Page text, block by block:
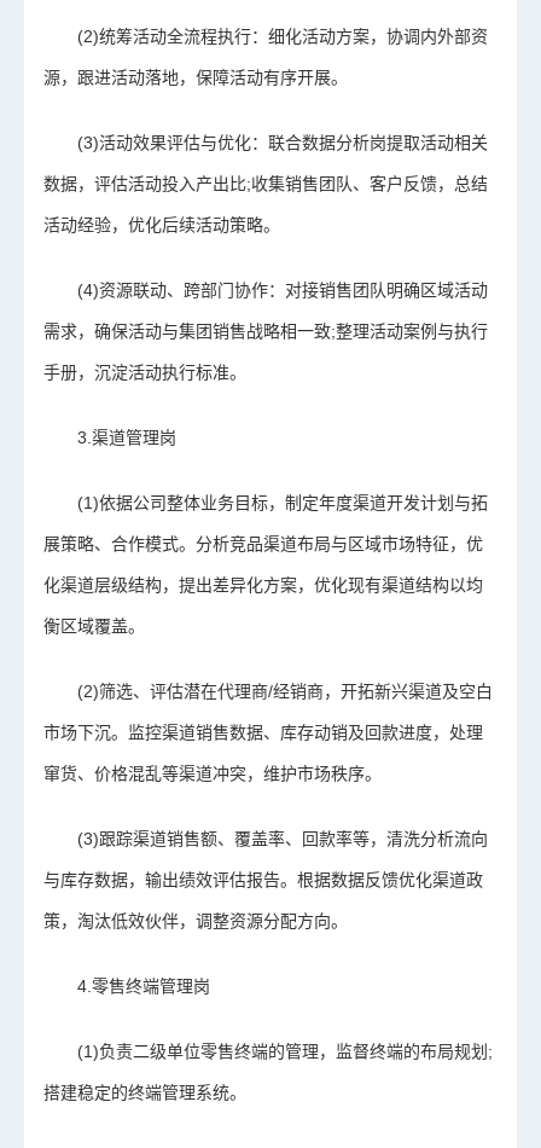
(2)统筹活动全流程执行：细化活动方案，协调内外部资
源，跟进活动落地，保障活动有序开展。
(3)活动效果评估与优化：联合数据分析岗提取活动相关
数据，评估活动投入产出比;收集销售团队、客户反馈，总结
活动经验，优化后续活动策略。
(4)资源联动、跨部门协作：对接销售团队明确区域活动
需求，确保活动与集团销售战略相一致;整理活动案例与执行
手册，沉淀活动执行标准。
3.渠道管理岗
(1)依据公司整体业务目标，制定年度渠道开发计划与拓
展策略、合作模式。分析竞品渠道布局与区域市场特征，优
化渠道层级结构，提出差异化方案，优化现有渠道结构以均
衡区域覆盖。
(2)筛选、评估潜在代理商/经销商，开拓新兴渠道及空白
市场下沉。监控渠道销售数据、库存动销及回款进度，处理
窜货、价格混乱等渠道冲突，维护市场秩序。
(3)跟踪渠道销售额、覆盖率、回款率等，清洗分析流向
与库存数据，输出绩效评估报告。根据数据反馈优化渠道政
策，淘汰低效伙伴，调整资源分配方向。
4.零售终端管理岗
(1)负责二级单位零售终端的管理，监督终端的布局规划;
搭建稳定的终端管理系统。